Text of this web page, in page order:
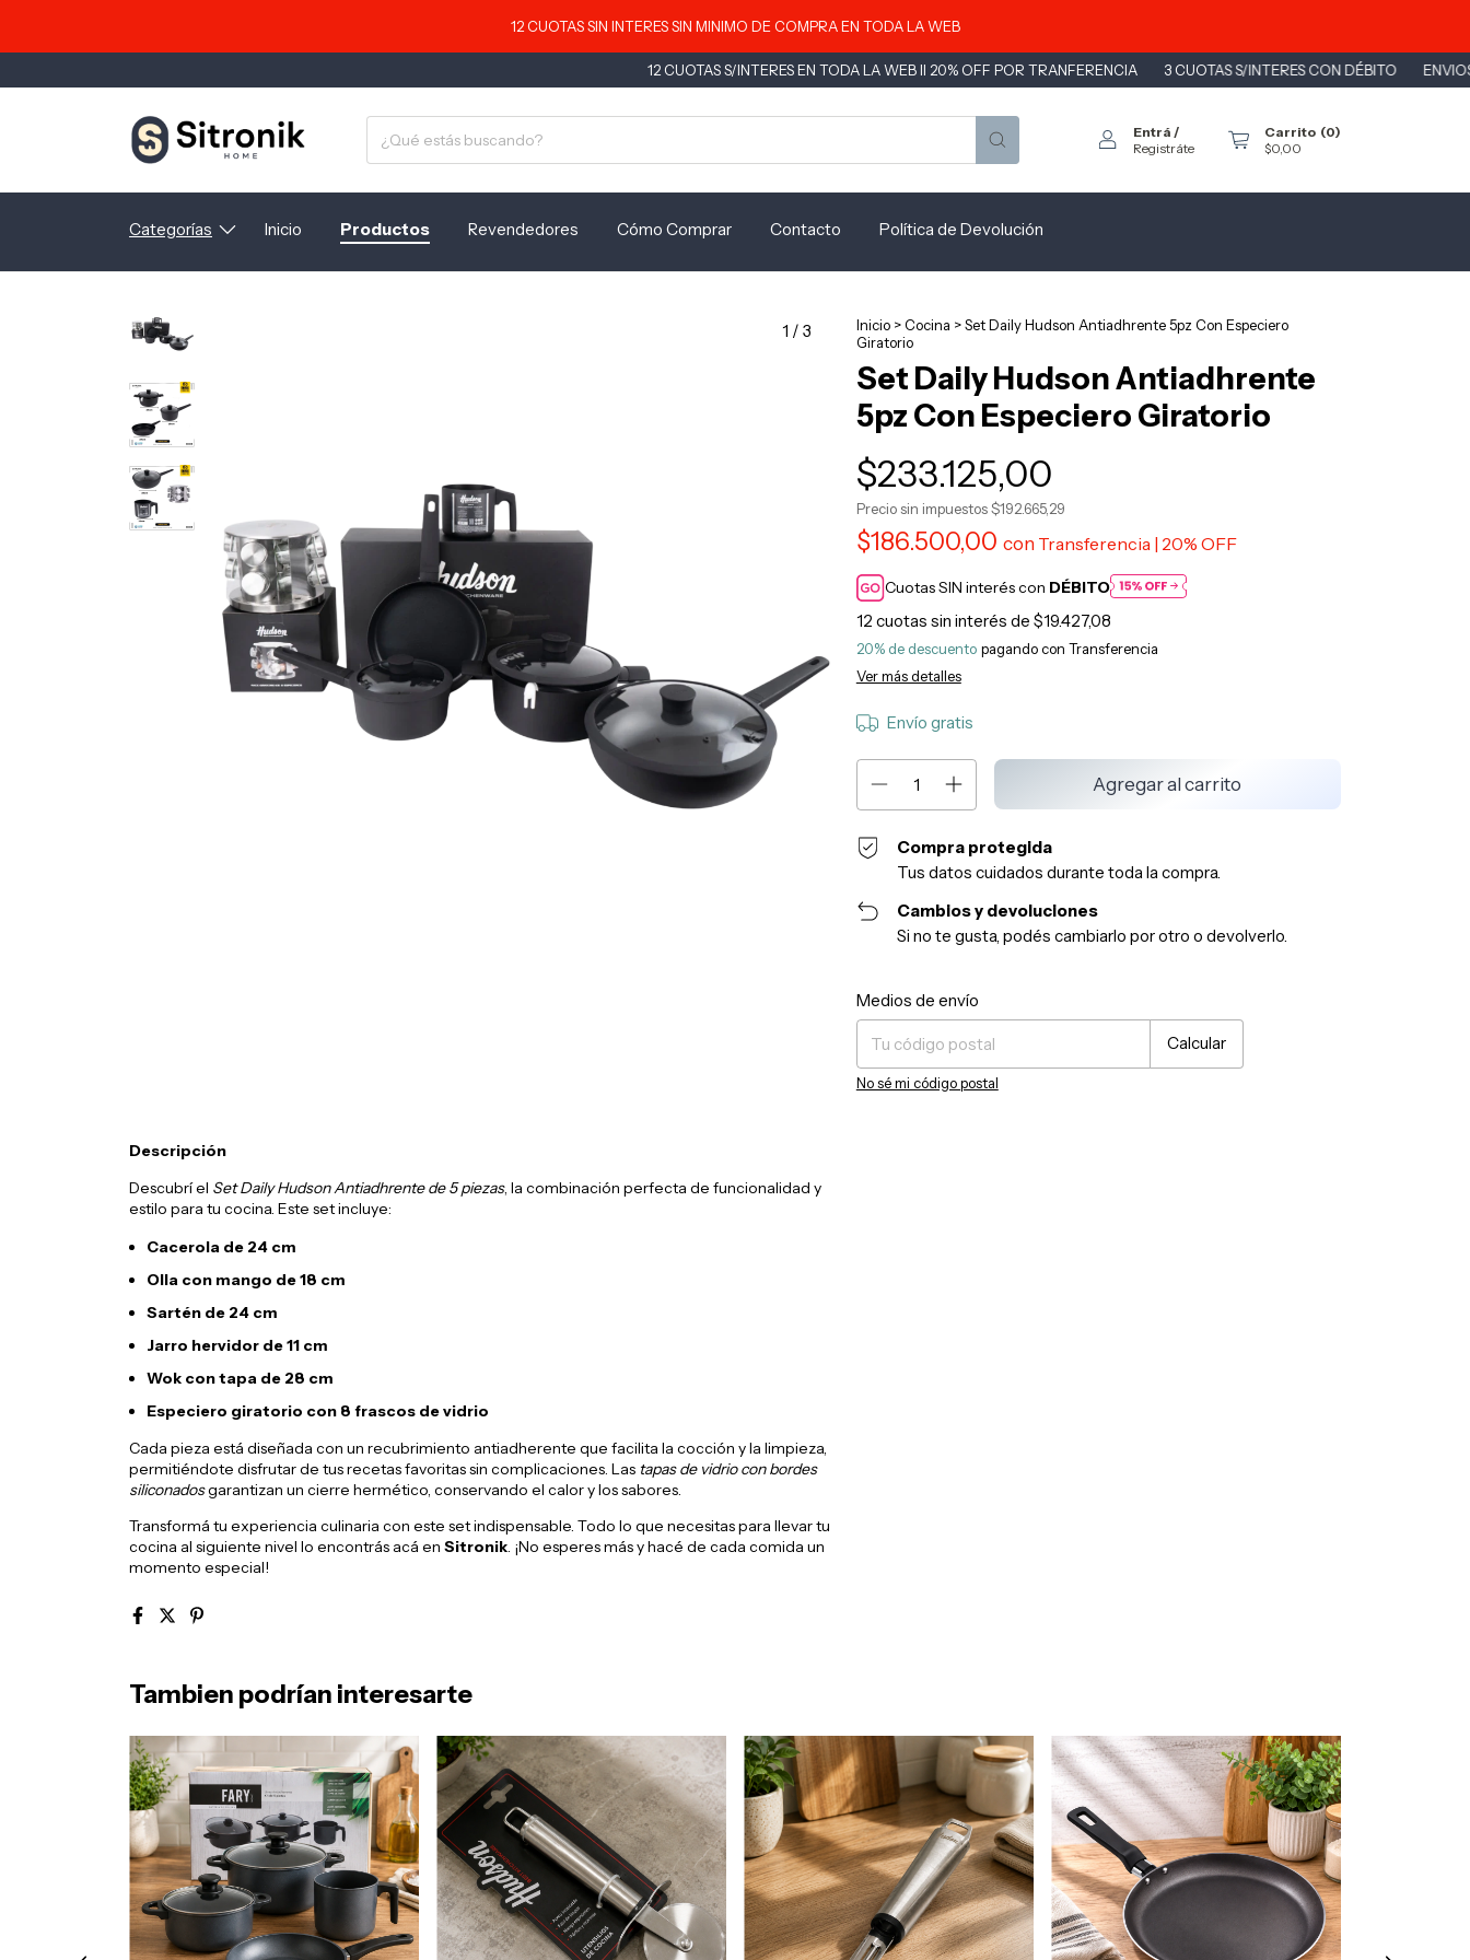
12 CUOTAS SIN INTERES SIN MINIMO DE COMPRA EN TODA LA WEB
12 CUOTAS S/INTERES EN TODA LA WEB II 20% OFF POR TRANFERENCIA 3 CUOTAS S/INTERES CON DÉBITO ENVIOS A
Entrá /
Registráte
Carrito (0)
$0,00
Categorías Inicio Productos Revendedores Cómo Comprar Contacto Política de Devolución
1 / 3 Inicio > Cocina > Set Daily Hudson Antiadhrente 5pz Con Especiero
Giratorio
Set Daily Hudson Antiadhrente
5pz Con Especiero Giratorio
$233.125,00
Precio sin impuestos$192.665,29
$186.500,00 con
Cuotas SIN interés con DÉBITO
12 cuotas sin interés de $19.427,08
20% de descuento
Ver más detalles
Envío gratis
Compra protegida
Tus datos cuidados durante toda la compra.
Cambios y devoluciones
Si no te gusta, podés cambiarlo por otro o devolverlo.
Entregas para el CP:
Medios de envío
Calcular
No sé mi código postal
Descripción
Descubrí el Set Daily Hudson Antiadhrente de 5 piezas, la combinación perfecta de funcionalidad y
estilo para tu cocina. Este set incluye:
Cacerola de 24 cm
Olla con mango de 18 cm
Sartén de 24 cm
Jarro hervidor de 11 cm
Wok con tapa de 28 cm
Especiero giratorio con 8 frascos de vidrio
Cada pieza está diseñada con un recubrimiento antiadherente que facilita la cocción y la limpieza,
permitiéndote disfrutar de tus recetas favoritas sin complicaciones. Las tapas de vidrio con bordes
siliconadosgarantizan un cierre hermético, conservando el calor y los sabores.
Transformá tu experiencia culinaria con este set indispensable. Todo lo que necesitas para llevar tu
cocina al siguiente nivel lo encontrás acá en Sitronik. ¡No esperes más y hacé de cada comida un
momento especial!
Tambien podrían interesarte